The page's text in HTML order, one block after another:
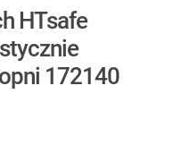
HTsafe
172140